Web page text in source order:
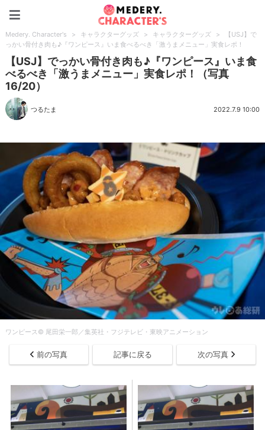
Medery. Character's > キャラクターグッズ > キャラクターグッズ >
【USJ】で
っかい骨付き肉も♪『ワンピース』いま食べるべき「激うまメニュー」実食レポ！
【USJ】でっかい骨付き肉も♪『ワンピース』いま食
べるべき「激うまメニュー」実食レポ！（写真
16/20）
つるたま 2022.7.9 10:00
ワンピース© 尾田栄一郎／集英社・フジテレビ・東映アニメーション
前の写真 記事に戻る 次の写真